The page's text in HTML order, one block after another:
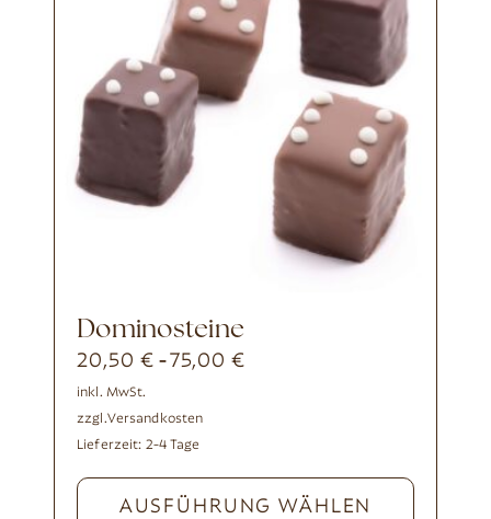
Dominosteine
20,50 € -75,00€
inkl. MwSt.
zzgl.Versandkosten
Lieferzeit: 2-4 Tage
AUSFÜHRUNG WÄHLEN